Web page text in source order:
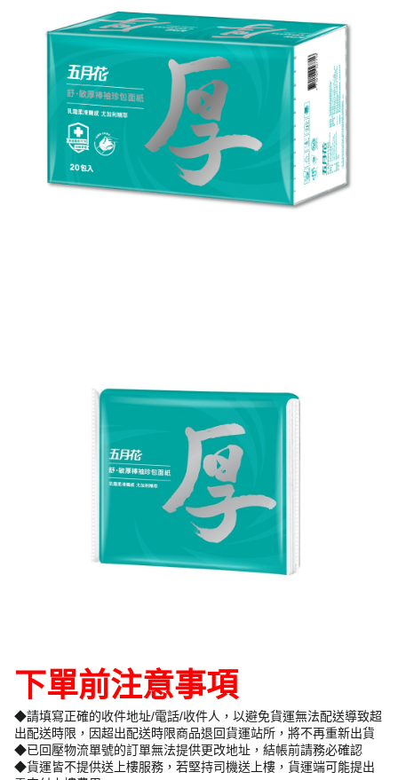
下單前注意事項
◆請填寫正確的收件地址/電話/收件人，以避免貨運無法配送導致超
出配送時限，因超出配送時限商品退回貨運站所，將不再重新出貨
◆已回壓物流單號的訂單無法提供更改地址，結帳前請務必確認
◆貨運皆不提供送上樓服務，若堅持司機送上樓，貨運端可能提出